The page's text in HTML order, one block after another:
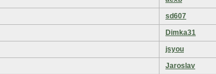
sd607
Dimka31
jsyou
Jaroslav